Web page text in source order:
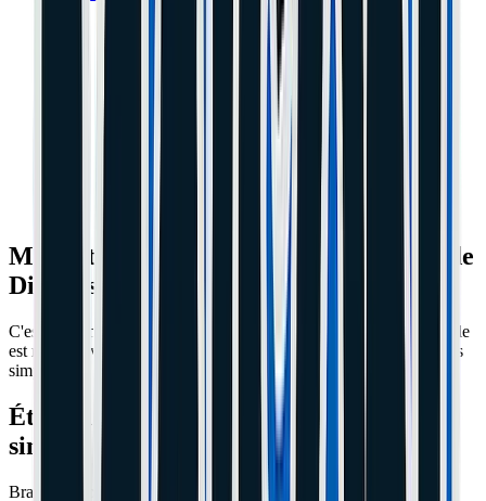
Ma trottinette ne s'allume plus : Guide de
Diagnostic (Ne jetez rien !)
C'est la panne la plus effrayante. Hier elle marchait, aujourd'hui elle
est morte. Avant de commander une batterie à 200€, faites ces tests
simples.
Étape 1 : Le test du Chargeur (Le plus
simple)
Branchez votre chargeur sur la trottinette et regardez la LED du